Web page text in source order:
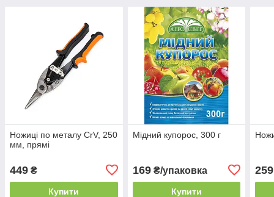
Ножиці по металу CrV, 250
мм, прямі
449 ₴
Купити
Мідний купорос, 300 г
169₴/упаковка
Купити
259